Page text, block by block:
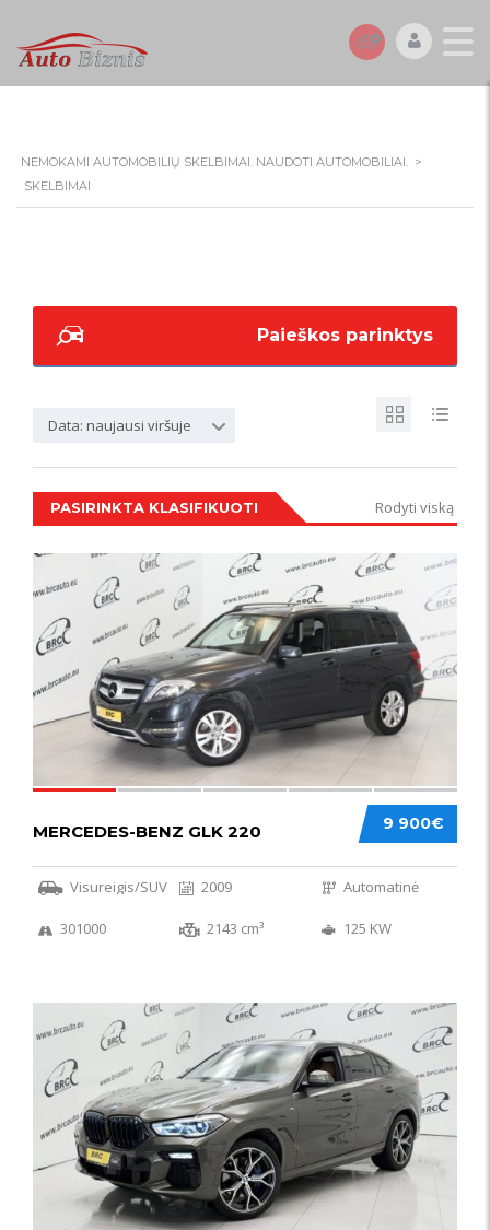
NEMOKAMI AUTOMOBILIŲ SKELBIMAI. NAUDOTI AUTOMOBILIAI. >
SKELBIMAI
Paieškos parinktys
Data: naujausi viršuje
PASIRINKTA KLASIFIKUOTI Rodyti viską
IŠSKIRTINIS
9 900€
MERCEDES-BENZ GLK 220
Visureigis/SUV 2009 Automatinė
301000 2143 cm³ 125 KW
58